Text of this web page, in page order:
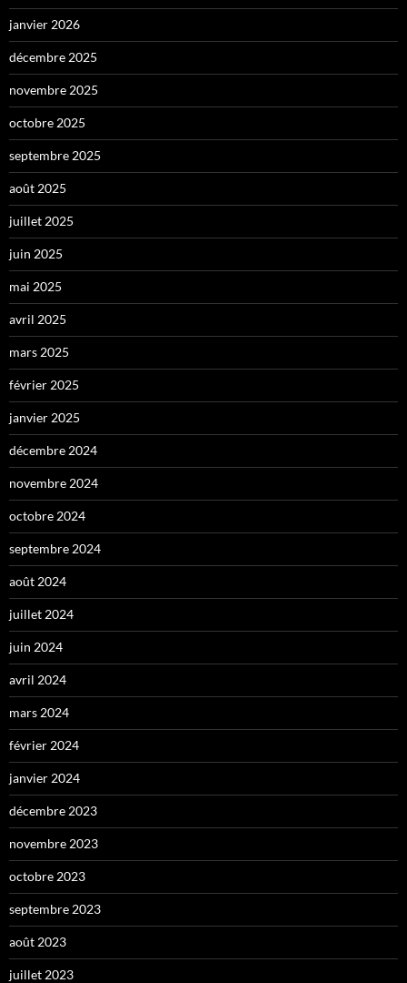
janvier 2026
décembre 2025
novembre 2025
octobre 2025
septembre 2025
août 2025
juillet 2025
juin 2025
mai 2025
avril 2025
mars 2025
février 2025
janvier 2025
décembre 2024
novembre 2024
octobre 2024
septembre 2024
août 2024
juillet 2024
juin 2024
avril 2024
mars 2024
février 2024
janvier 2024
décembre 2023
novembre 2023
octobre 2023
septembre 2023
août 2023
juillet 2023